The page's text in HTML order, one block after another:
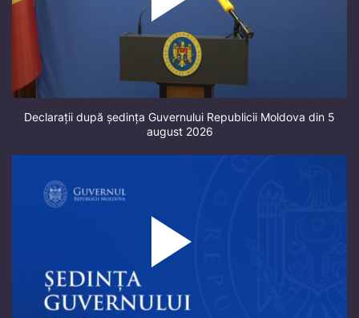
Declarații după ședința Guvernului Republicii Moldova din 5
august 2026